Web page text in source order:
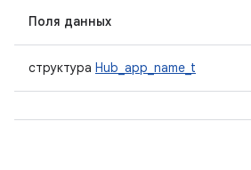
Поля данных
структура Hub_app_name_t